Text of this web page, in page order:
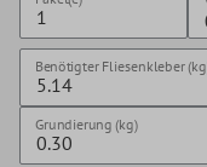
Benötigter Fliesenkleber
Grundierung (kg)